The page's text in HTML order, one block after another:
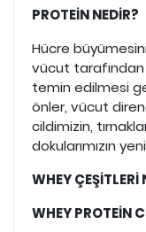
PROTEİN NEDİR?
Hücre
vücut tarafından
temin edilmesi
önler, vücut
cildimizin,
dokularımızın
WHEY ÇEŞİTLERİ
WHEY PROTEİN